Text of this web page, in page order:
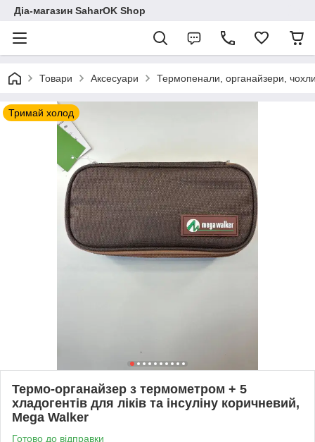
Діа-магазин SaharOK Shop
Товари Аксесуари Термопенали, органайзери,
Тримай холод
Термо-органайзер з термометром + 5
хладогентів для ліків та інсуліну коричневий,
Mega Walker
Готово до відправки